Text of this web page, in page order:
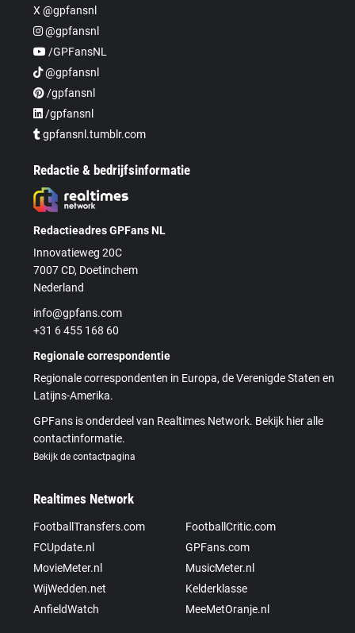
X @gpfansnl
@gpfansnl
/GPFansNL
@gpfansnl
/gpfansnl
/gpfansnl
gpfansnl.tumblr.com
Redactie & bedrijfsinformatie
Redactieadres GPFans NL
Innovatieweg 20C
7007 CD, Doetinchem
Nederland
info@gpfans.com
+31 6 455 168 60
Regionale correspondentie
Regionale correspondenten in Europa, de Verenigde Staten en
Latijns-Amerika.
GPFans is onderdeel van Realtimes Network. Bekijk hier alle
contactinformatie.
Bekijk de contactpagina
Realtimes Network
FootballTransfers.com
FootballCritic.com
FCUpdate.nl
GPFans.com
MovieMeter.nl
MusicMeter.nl
WijWedden.net
Kelderklasse
AnfieldWatch
MeeMetOranje.nl